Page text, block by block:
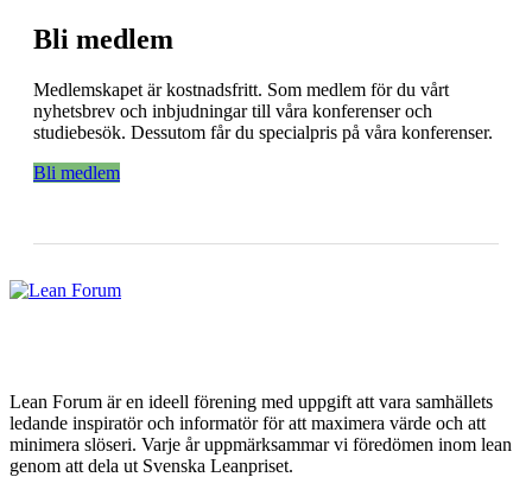
Bli medlem
Medlemskapet är kostnadsfritt. Som medlem för du vårt
nyhetsbrev och inbjudningar till våra konferenser och
studiebesök. Dessutom får du specialpris på våra konferenser.
Bli medlem
Lean Forum är en ideell förening med uppgift att vara samhällets
ledande inspiratör och informatör för att maximera värde och att
minimera slöseri. Varje år uppmärksammar vi föredömen inom lean
genom att dela ut Svenska Leanpriset.